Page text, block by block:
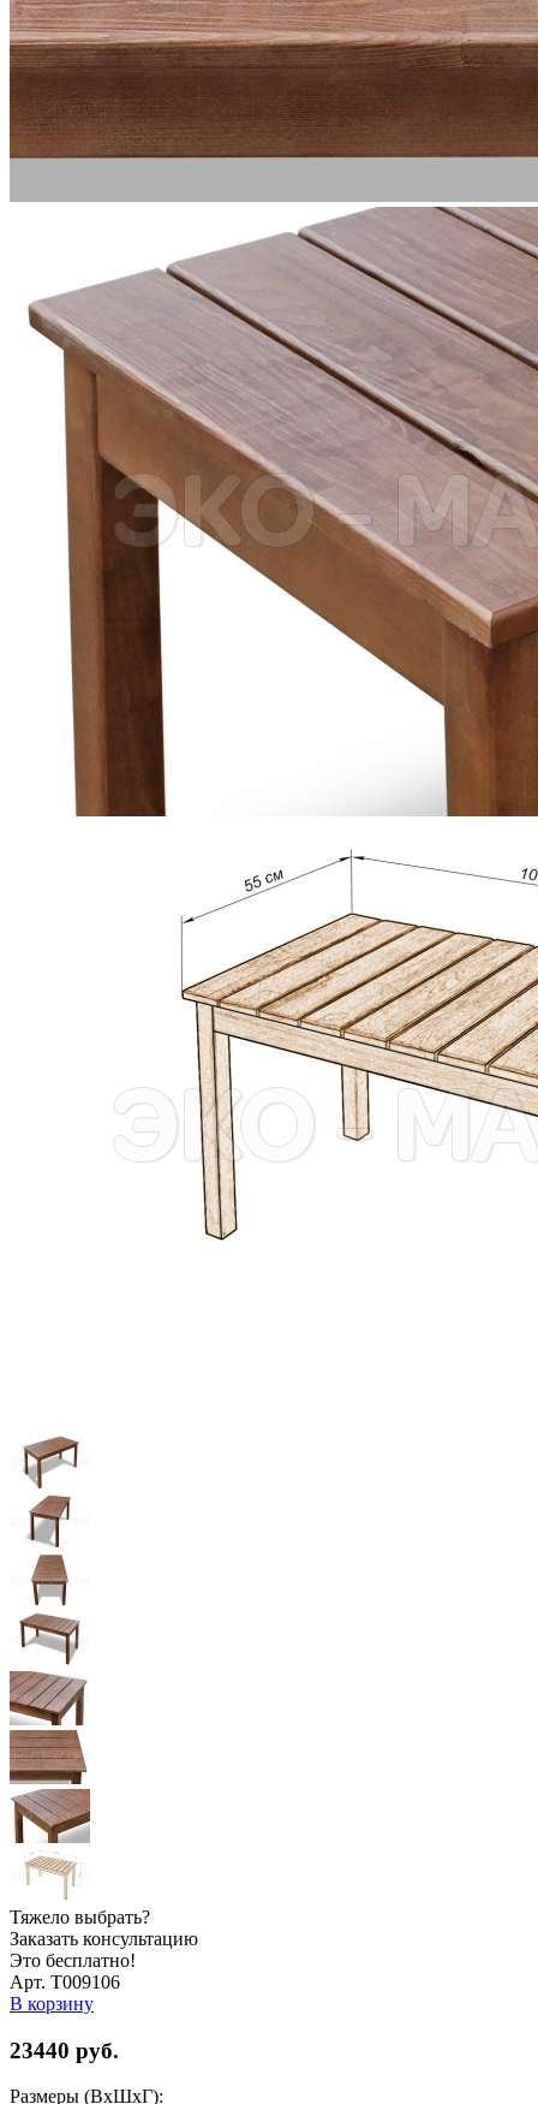
Тяжело выбрать?
Заказать консультацию
Это бесплатно!
Арт. Т009106
В корзину
23440 руб.
Размеры (ВхШхГ):